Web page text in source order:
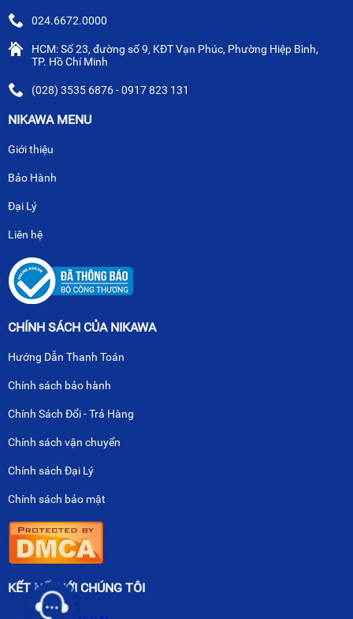
024.6672.0000
HCM: Số 23, đường số 9, KĐT Vạn Phúc, Phường Hiệp Bình,
TP. Hồ Chí Minh
(028) 3535 6876 - 0917 823 131
NIKAWA MENU
Giới thiệu
Bảo Hành
Đại Lý
Liên hệ
CHÍNH SÁCH CỦA NIKAWA
Hướng Dẫn Thanh Toán
Chính sách bảo hành
Chính Sách Đổi - Trả Hàng
Chính sách vận chuyển
Chính sách Đại Lý
Chính sách bảo mật
KẾT NỐI VỚI CHÚNG TÔI